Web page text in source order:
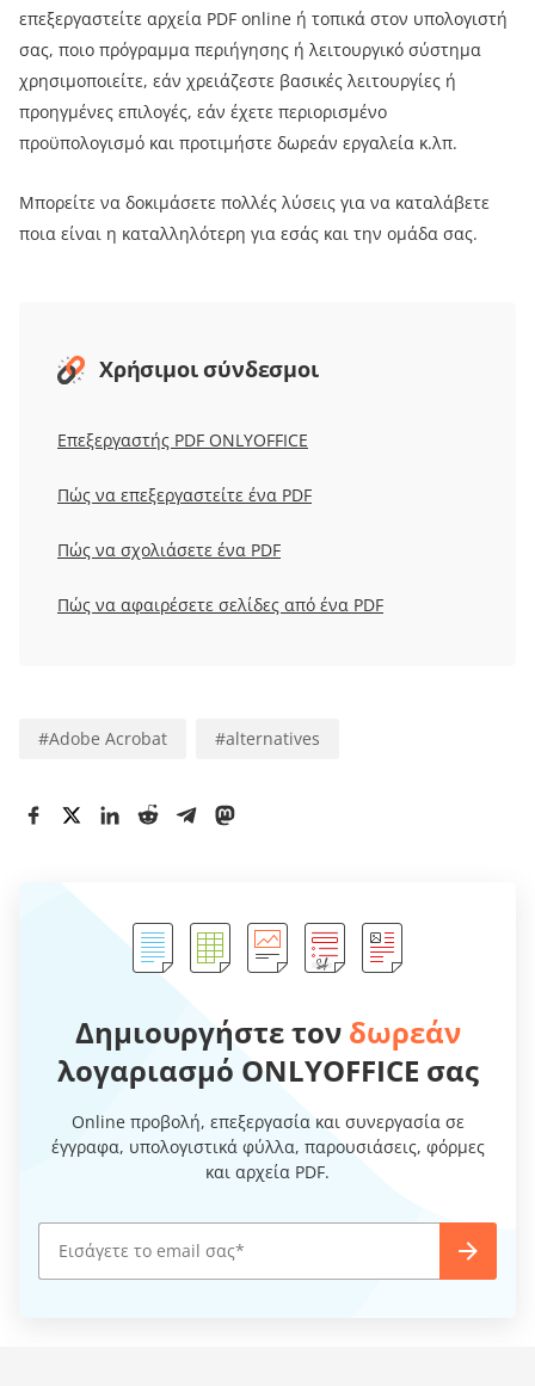
επεξεργαστείτε αρχεία PDF online ή τοπικά στον υπολογιστή
σας, ποιο πρόγραμμα περιήγησης ή λειτουργικό σύστημα
χρησιμοποιείτε, εάν χρειάζεστε βασικές λειτουργίες ή
προηγμένες επιλογές, εάν έχετε περιορισμένο
προϋπολογισμό και προτιμήστε δωρεάν εργαλεία κ.λπ.
Μπορείτε να δοκιμάσετε πολλές λύσεις για να καταλάβετε
ποια είναι η καταλληλότερη για εσάς και την ομάδα σας.
Χρήσιμοι σύνδεσμοι
Επεξεργαστής PDF ONLYOFFICE
Πώς να επεξεργαστείτε ένα PDF
Πώς να σχολιάσετε ένα PDF
Πώς να αφαιρέσετε σελίδες από ένα PDF
#Adobe Acrobat #alternatives
Δημιουργήστε τον δωρεάν
λογαριασμό ONLYOFFICE σας
Online προβολή, επεξεργασία και συνεργασία σε
έγγραφα, υπολογιστικά φύλλα, παρουσιάσεις, φόρμες
και αρχεία PDF.